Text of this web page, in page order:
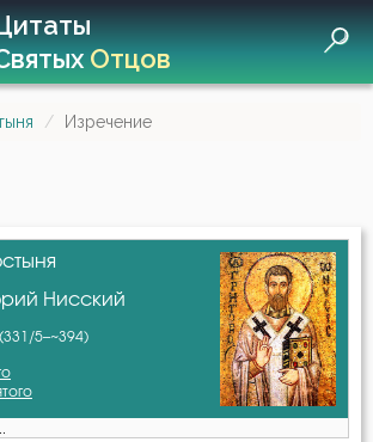
Отцов
Изречение
Нисский
5–~394)